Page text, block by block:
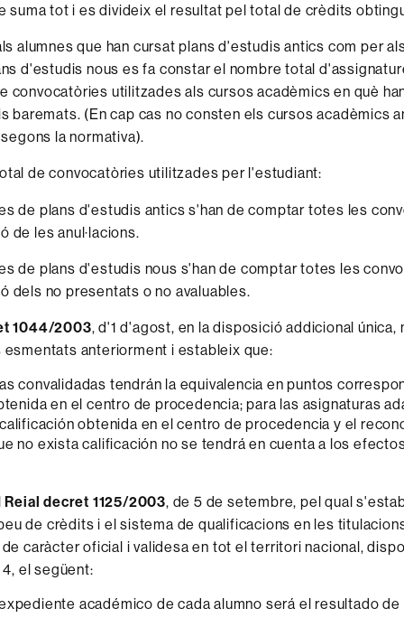
suma tot i es divideix el resultat pel total de crèdits
alumnes que han cursat plans d'estudis antics com per
d'estudis nous es fa constar el nombre total
convocatòries utilitzades als cursos acadèmics en què
baremats. (En cap cas no consten els cursos acadèmics
segons la normativa).
de convocatòries utilitzades per l'estudiant:
de plans d'estudis antics s'han de comptar totes les
de les anul·lacions.
de plans d'estudis nous s'han de comptar totes les
dels no presentats o no avaluables.
1044/2003, d'1 d'agost, en la disposició addicional única,
anteriorment i estableix que:
convalidadas tendrán la equivalencia en puntos
en el centro de procedencia; para las asignaturas
obtenida en el centro de procedencia y el
no exista calificación no se tendrá en cuenta a los
Reial decret 1125/2003, de 5 de setembre, pel qual
de crèdits i el sistema de qualificacions en les
caràcter oficial i validesa en tot el territori nacional,
el següent:
académico de cada alumno será el resultado de